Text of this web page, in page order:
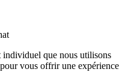
individuel que nous utilisons
vous offrir une expérience